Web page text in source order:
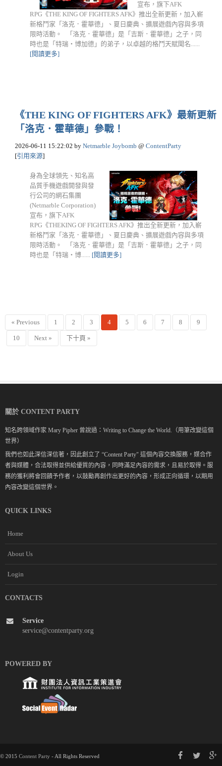
宣布，旗下AFK
RPG《THE KING OF FIGHTERS AFK》推出全新更新，加入嶄
新格鬥家「洛克．霍華德」、夏日慶典、擴展遊戲內容與多項
限時活動。 「洛克．霍華德」是「吉斯．霍華德」之子，同
時也是「特瑞・博加德」的弟子，以卓越的格鬥天賦聞名......
[閱讀更多]
《THE KING OF FIGHTERS AFK》最新更新
「洛克．霍華德」參戰！
2026-06-11 15:22:02 by Netmarble Joybomb @ ContentParty
[引用來源]
身為全球領先、知名高
品質手機遊戲開發與發
行公司的網石集團
(Netmarble Corporation)
宣布，旗下AFK
RPG《THEKING OF FIGHTERS AFK》推出全新更新，加入嶄
新格鬥家「洛克．霍華德」、夏日慶典、擴展遊戲內容與多項
限時活動。 「洛克．霍華德」是「吉斯．霍華德」之子，同
時也是「特瑞・博...... [閱讀更多]
« Previous 1 2 3 4 5 6 7 8 9
10 Next » 下十頁 »
關於 CONTENT PARTY
知名跨領域作家 Mary Pipher 曾說過：Writing to Change the World.（用筆改變這個
世界）
我們也如此深信深信著，因此創立了 “Content Party" 這個內容交換服務，媒合作
者與媒體，合法取得並供給優質的內容，同時滿足內容的需求，且易於取得。服
務的獲利將會回饋予作者，以鼓勵再創作出更好的內容，形成正向循環，以期用
內容改變這個世界。
QUICK LINKS
Home
About Us
Login
CONTACTS
Service
service@contentparty.org
POWERED BY
© 2015 Content Party - All Rights Reserved